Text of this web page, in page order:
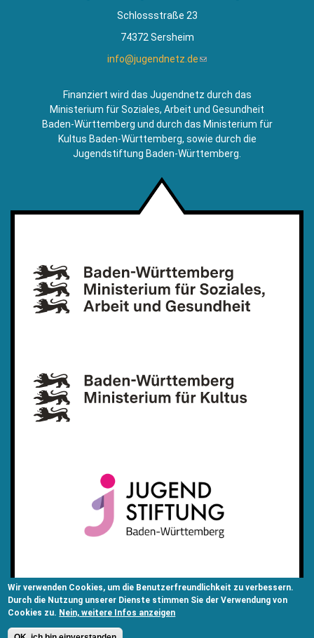
Wir verwenden Cookies, um die Benutzerfreundlichkeit zu verbessern.
Durch die Nutzung unserer Dienste stimmen Sie der Verwendung von
Cookies zu. Nein, weitere Infos anzeigen
Schlossstraße 23
74372 Sersheim
info@jugendnetz.de(Link
Mail)
Finanziert wird das Jugendnetz durch das
Ministerium für Soziales, Arbeit und Gesundheit
Baden-Württemberg und durch das Ministerium für
Kultus Baden-Württemberg, sowie durch die
Jugendstiftung Baden-Württemberg.